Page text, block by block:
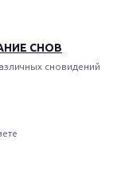
СНОВ
сновидений